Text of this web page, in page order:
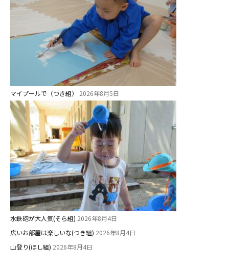
マイプールで（つき組） 2026年8月5日
水鉄砲が大人気(そら組) 2026年8月4日
広いお部屋は楽しいな(つき組) 2026年8月4日
山登り(ほし組) 2026年8月4日